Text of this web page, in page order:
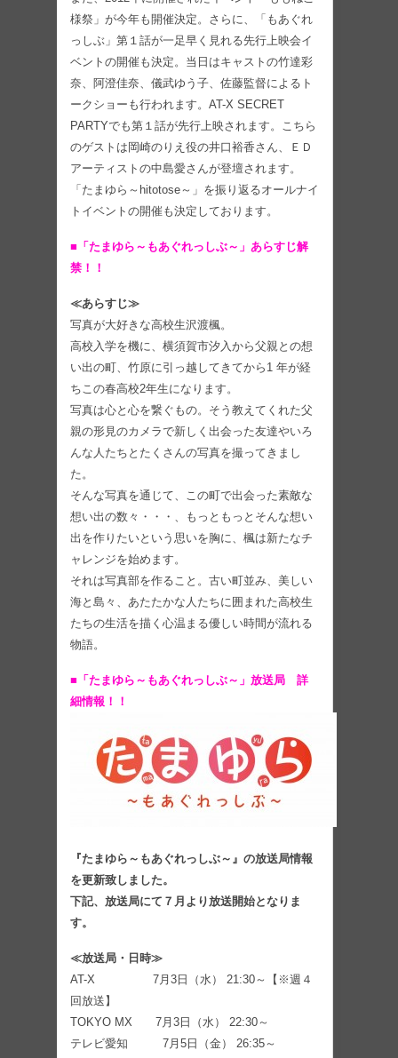
様祭」が今年も開催決定。さらに、「もあぐれ
っしぶ」第１話が一足早く見れる先行上映会イ
ベントの開催も決定。当日はキャストの竹達彩
奈、阿澄佳奈、儀武ゆう子、佐藤監督によるト
ークショーも行われます。AT-X SECRET
PARTYでも第１話が先行上映されます。こちら
のゲストは岡崎のりえ役の井口裕香さん、ＥＤ
アーティストの中島愛さんが登壇されます。
「たまゆら～hitotose～」を振り返るオールナイ
トイベントの開催も決定しております。
■「たまゆら～もあぐれっしぶ～」あらすじ解
禁！！
≪あらすじ≫
写真が大好きな高校生沢渡楓。
高校入学を機に、横須賀市汐入から父親との想
い出の町、竹原に引っ越してきてから1 年が経
ちこの春高校2年生になります。
写真は心と心を繋ぐもの。そう教えてくれた父
親の形見のカメラで新しく出会った友達やいろ
んな人たちとたくさんの写真を撮ってきまし
た。
そんな写真を通じて、この町で出会った素敵な
想い出の数々・・・、もっともっとそんな想い
出を作りたいという思いを胸に、楓は新たなチ
ャレンジを始めます。
それは写真部を作ること。古い町並み、美しい
海と島々、あたたかな人たちに囲まれた高校生
たちの生活を描く心温まる優しい時間が流れる
物語。
■「たまゆら～もあぐれっしぶ～」放送局 詳
細情報！！
『たまゆら～もあぐれっしぶ～』の放送局情報
を更新致しました。
下記、放送局にて７月より放送開始となりま
す。
≪放送局・日時≫
AT-X 7月3日（水） 21:30～【※週４
回放送】
TOKYO MX 7月3日（水） 22:30～
テレビ愛知 7月5日（金） 26:35～